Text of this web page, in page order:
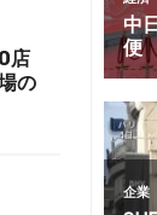
店
の